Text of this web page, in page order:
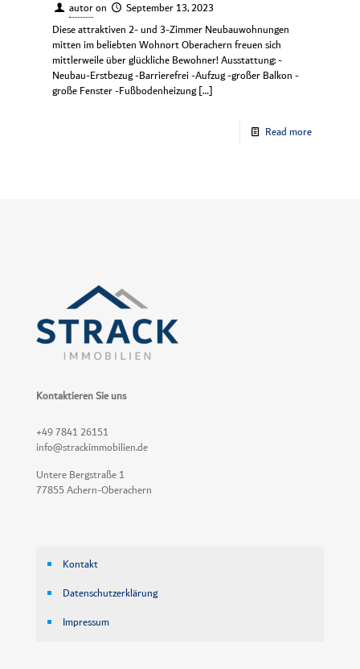
autoron
September 13, 2023
Diese attraktiven 2- und 3-Zimmer Neubauwohnungen
mitten im beliebten Wohnort Oberachern freuen sich
mittlerweile über glückliche Bewohner! Ausstattung: -
Neubau-Erstbezug -Barrierefrei -Aufzug -großer Balkon -
große Fenster -Fußbodenheizung[…]
Read more
Kontaktieren Sie uns
+49 7841 26151
info@strackimmobilien.de
Untere Bergstraße 1
77855 Achern-Oberachern
Kontakt
Datenschutzerklärung
Impressum